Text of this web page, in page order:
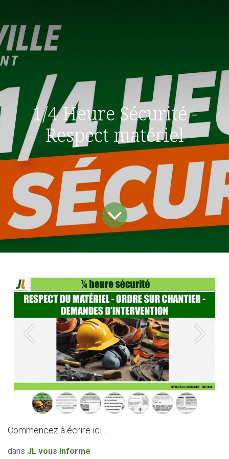
1/4 Heure Sécurité -
Respect matériel
Précédent Suivant
Commencez à écrire ici ...
dans JL vous informe